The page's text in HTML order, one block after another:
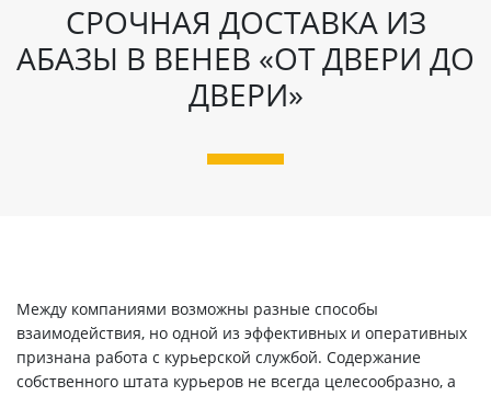
СРОЧНАЯ ДОСТАВКА ИЗ
АБАЗЫ В ВЕНЕВ «ОТ ДВЕРИ ДО
ДВЕРИ»
Между компаниями возможны разные способы
взаимодействия, но одной из эффективных и оперативных
признана работа с курьерской службой. Содержание
собственного штата курьеров не всегда целесообразно, а